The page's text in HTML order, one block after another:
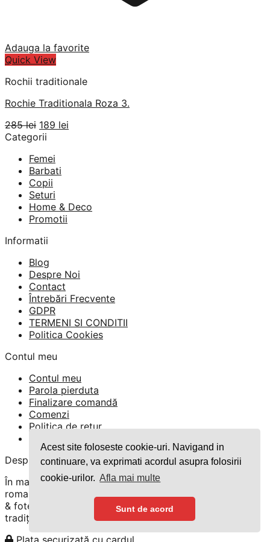
Acest site foloseste cookie-uri. Navigand in
continuare, va exprimati acordul asupra folosirii
cookie-urilor. Afla mai multe
Sunt de acord
Adauga la favorite
Quick View
Rochii traditionale
Rochie Traditionala Roza 3.
285lei Prețul
inițial
fost:
285 lei.
189 lei
Categorii
Femei
Barbati
Copii
Seturi
Home & Deco
Promotii
Informatii
Blog
Despre Noi
Contact
Întrebări Frecvente
GDPR
TERMENI SI CONDITII
Politica Cookies
Contul meu
Contul meu
Parola pierduta
Finalizare comandă
Comenzi
Politica de retur
Despre
În magazinul nostru găsiți o gamă variată de ii
romanești, rochii tradiționale, costume românești, veste
& fote. Pentru bărbați vă încântam cu cămași & brâuri
tradiționale.
Plata securizată cu cardul